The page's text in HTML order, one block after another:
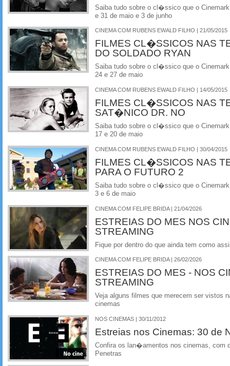
Saiba tudo sobre o cl�ssico que o
e 31 de maio e 3 de junho
CINEMA COM RUBENS EWALD FILHO | 21/05/2015
FILMES CL�SSICOS NAS
DO SOLDADO RYAN
Saiba tudo sobre o cl�ssico que o
24 e 27 de maio
CINEMA COM RUBENS EWALD FILHO | 14/05/2015
FILMES CL�SSICOS NAS
SAT�NICO DR. NO
Saiba tudo sobre o cl�ssico que o
17 e 20 de maio
CINEMA COM RUBENS EWALD FILHO | 30/04/2015
FILMES CL�SSICOS NAS
PARA O FUTURO 2
Saiba tudo sobre o cl�ssico que o
3 e 6 de maio
CINEMA COM FELIPE BRIDA | 21/04/2026
ESTREIAS DO MES NOS
STREAMING
Fique por dentro do que ainda tem como
CINEMA COM FELIPE BRIDA | 26/02/2026
ESTREIAS DO MES - NOS
STREAMING
Veja alguns filmes que merecem ser vistos
cinemas
NOS CINEMAS | 30/11/2012
Estreias nos Cinemas: 30 de
Confira os lan�amentos nos cinemas, com
Penetras